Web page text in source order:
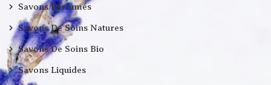
Savons Parfumés
Savons De Soins Natures
Savons De Soins Bio
Savons Liquides